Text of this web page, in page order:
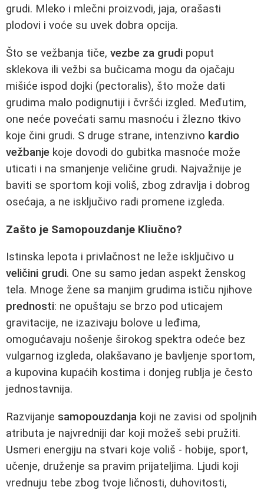
grudi. Mleko i mlečni proizvodi, jaja, orašasti
plodovi i voće su uvek dobra opcija.
Što se vežbanja tiče, vezbe za grudi poput
sklekova ili vežbi sa bučicama mogu da ojačaju
mišiće ispod dojki (pectoralis), što može dati
grudima malo podignutiji i čvršći izgled. Međutim,
one neće povećati samu masnoću i žlezno tkivo
koje čini grudi. S druge strane, intenzivno kardio
vežbanje koje dovodi do gubitka masnoće može
uticati i na smanjenje veličine grudi. Najvažnije je
baviti se sportom koji voliš, zbog zdravlja i dobrog
osećaja, a ne isključivo radi promene izgleda.
Zašto je Samopouzdanje Kliučno?
Istinska lepota i privlačnost ne leže isključivo u
veličini grudi. One su samo jedan aspekt ženskog
tela. Mnoge žene sa manjim grudima ističu njihove
prednosti: ne opuštaju se brzo pod uticajem
gravitacije, ne izazivaju bolove u leđima,
omogućavaju nošenje širokog spektra odeće bez
vulgarnog izgleda, olakšavano je bavljenje sportom,
a kupovina kupaćih kostima i donjeg rublja je često
jednostavnija.
Razvijanje samopouzdanja koji ne zavisi od spoljnih
atributa je najvredniji dar koji možeš sebi pružiti.
Usmeri energiju na stvari koje voliš - hobije, sport,
učenje, druženje sa pravim prijateljima. Ljudi koji
vrednuju tebe zbog tvoje ličnosti, duhovitosti,